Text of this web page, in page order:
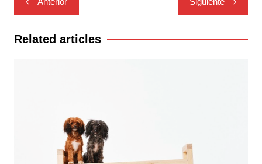
de
entradas
Related articles